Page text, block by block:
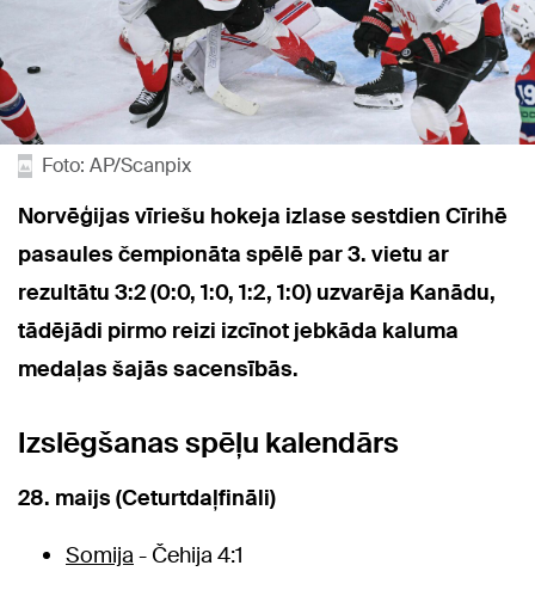
Foto: AP/Scanpix
Norvēģijas vīriešu hokeja izlase sestdien Cīrihē
pasaules čempionāta spēlē par 3. vietu ar
rezultātu 3:2 (0:0, 1:0, 1:2, 1:0) uzvarēja Kanādu,
tādējādi pirmo reizi izcīnot jebkāda kaluma
medaļas šajās sacensībās.
Izslēgšanas spēļu kalendārs
28. maijs (Ceturtdaļfināli)
Somija - Čehija 4:1